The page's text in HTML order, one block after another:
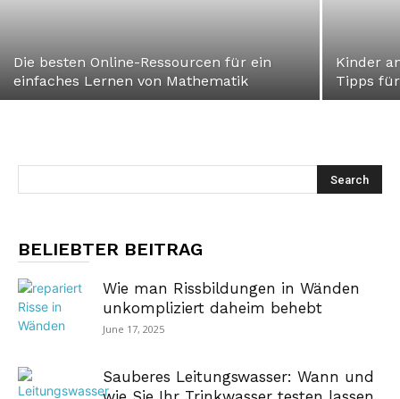
Die besten Online-Ressourcen für ein
einfaches Lernen von Mathematik
Kinder
Tipps
BELIEBTER BEITRAG
Wie man Rissbildungen in Wänden
unkompliziert daheim behebt
June 17, 2025
Sauberes Leitungswasser: Wann und